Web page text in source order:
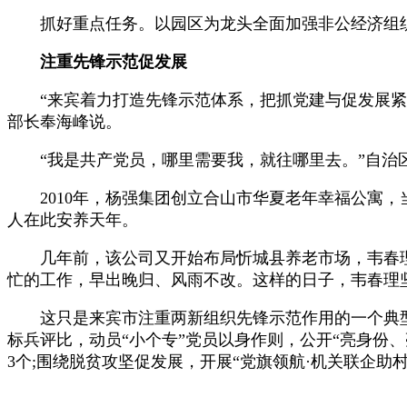
抓好重点任务。以园区为龙头全面加强非公经济组
注重先锋示范促发展
“来宾着力打造先锋示范体系，把抓党建与促发展紧
部长奉海峰说。
“我是共产党员，哪里需要我，就往哪里去。”自治
2010年，杨强集团创立合山市华夏老年幸福公寓，
人在此安养天年。
几年前，该公司又开始布局忻城县养老市场，韦春
忙的工作，早出晚归、风雨不改。这样的日子，韦春
这只是来宾市注重两新组织先锋示范作用的一个典
标兵评比，动员“小个专”党员以身作则，公开“亮身份
3个;围绕脱贫攻坚促发展，开展“党旗领航·机关联企